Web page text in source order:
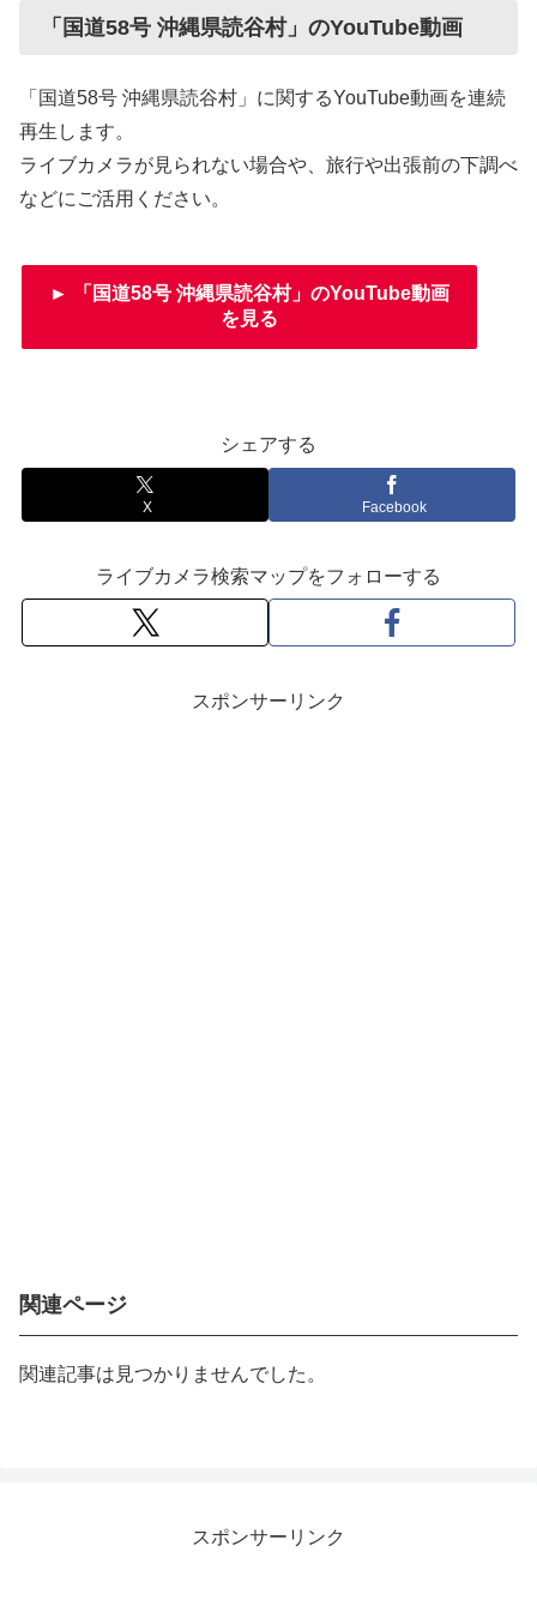
「国道58号 沖縄県読谷村」のYouTube動画
「国道58号 沖縄県読谷村」に関するYouTube動画を連続
再生します。
ライブカメラが見られない場合や、旅行や出張前の下調べ
などにご活用ください。
► 「国道58号 沖縄県読谷村」のYouTube動画
を見る
シェアする
X Facebook
ライブカメラ検索マップをフォローする
スポンサーリンク
関連ページ
関連記事は見つかりませんでした。
スポンサーリンク